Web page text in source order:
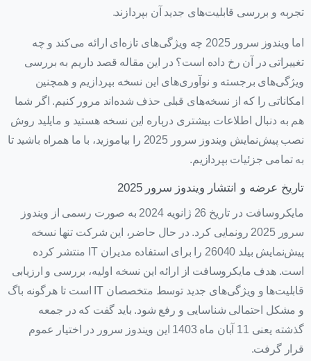
تجربه و بررسی قابلیت‌های جدید آن بپردازند.
اما ویندوز سرور 2025 چه ویژگی‌های تازه‌ای ارائه می‌کند و چه
تغییراتی در آن رخ داده است؟ در این مقاله قصد داریم به بررسی
ویژگی‌های برجسته و نوآوری‌های این نسخه بپردازیم و همچنین
امکاناتی را که از نسخه‌های قبلی حذف شده‌اند مرور کنیم. اگر شما
هم به دنبال اطلاعات بیشتری درباره این نسخه هستید و مایلید روش
نصب پیش‌نمایش ویندوز سرور 2025 را بیاموزید، با ما همراه باشید تا
به تمامی جزئیات بپردازیم.
تاریخ عرضه و انتشار ویندوز سرور 2025
مایکروسافت در تاریخ 26 ژانویه 2024 به صورت رسمی از ویندوز
سرور 2025 رونمایی کرد. در حال حاضر، این شرکت تنها نسخه
پیش‌نمایش بیلد 26040 را برای استفاده مدیران IT منتشر کرده
است. هدف مایکروسافت از ارائه این نسخه اولیه، بررسی و ارزیابی
قابلیت‌ها و ویژگی‌های جدید توسط متخصصان IT است تا هرگونه باگ
و مشکل احتمالی شناسایی و رفع شود. باید گفت که در جمعه
گذشته یعنی 11 آبان ماه 1403 این ویندوز سرور در اختیار عموم
قرار گرفت.